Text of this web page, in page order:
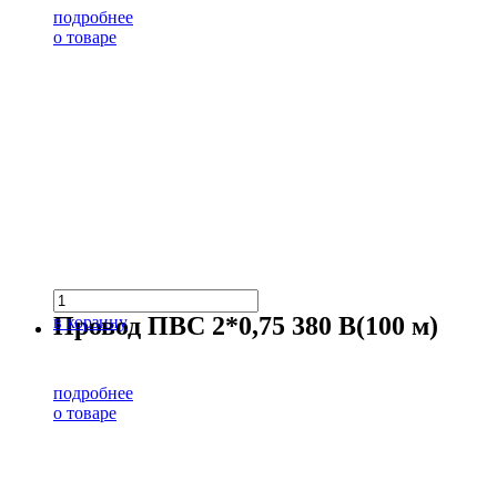
подробнее
о товаре
в корзину
Провод ПВС 2*0,75 380 В(100 м)
подробнее
о товаре